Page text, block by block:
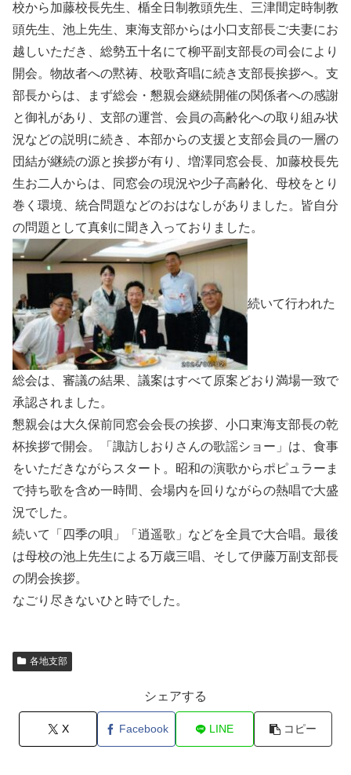
校から加藤校長先生、楯全日制教頭先生、三津間定時制教
頭先生、池上先生、東海支部からは小口支部長ご夫妻にお
越しいただき、総勢五十名にて柳平副支部長の司会により
開会。物故者への黙祷、校歌斉唱に続き支部長挨拶へ。支
部長からは、まず総会・懇親会継続開催の関係者への感謝
と御礼があり、支部の運営、会員の高齢化への取り組み状
況などの説明に続き、本部からの支援と支部会員の一層の
団結が継続の源と挨拶が有り、増澤同窓会長、加藤校長先
生お二人からは、同窓会の現況や少子高齢化、母校をとり
巻く環境、統合問題などのおはなしがありました。皆自分
の問題として真剣に聞き入っておりました。
続いて行われた
総会は、審議の結果、議案はすべて原案どおり満場一致で
承認されました。
懇親会は大久保前同窓会会長の挨拶、小口東海支部長の乾
杯挨拶で開会。「諏訪しおりさんの歌謡ショー」は、食事
をいただきながらスタート。昭和の演歌からポピュラーま
で持ち歌を含め一時間、会場内を回りながらの熱唱で大盛
況でした。
続いて「四季の唄」「逍遥歌」などを全員で大合唱。最後
は母校の池上先生による万歳三唱、そして伊藤万副支部長
の閉会挨拶。
なごり尽きないひと時でした。
各地支部
シェアする
X Facebook LINE コピー